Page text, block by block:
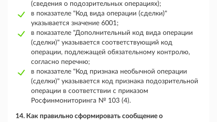
(сведения о подозрительных операциях);
в показателе "Код вида операции (сделки)"
указывается значение 6001;
в показателе "Дополнительный код вида операции
(сделки)" указывается соответствующий код
операции, подлежащей обязательному контролю,
согласно перечню;
в показателе "Код признака необычной операции
(сделки)" указывается код признака подозрительной
операции в соответствии с приказом
Росфинмониторинга № 103 (4).
14. Как правильно сформировать сообщение о